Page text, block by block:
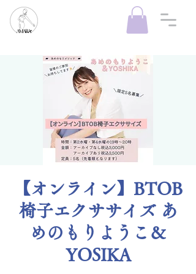
【オンライン】BTOB
椅子エクササイズ あ
めのもりようこ＆
YOSIKA